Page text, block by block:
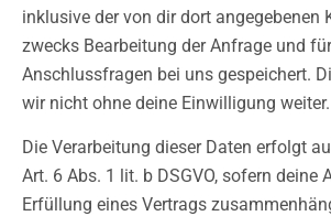
inklusive der von dir dort angegebenen
zwecks Bearbeitung der Anfrage und
Anschlussfragen bei uns gespeichert.
wir nicht ohne deine Einwilligung weiter.
Die Verarbeitung dieser Daten erfolgt
Art. 6 Abs. 1 lit. b DSGVO, sofern deine
Erfüllung eines Vertrags